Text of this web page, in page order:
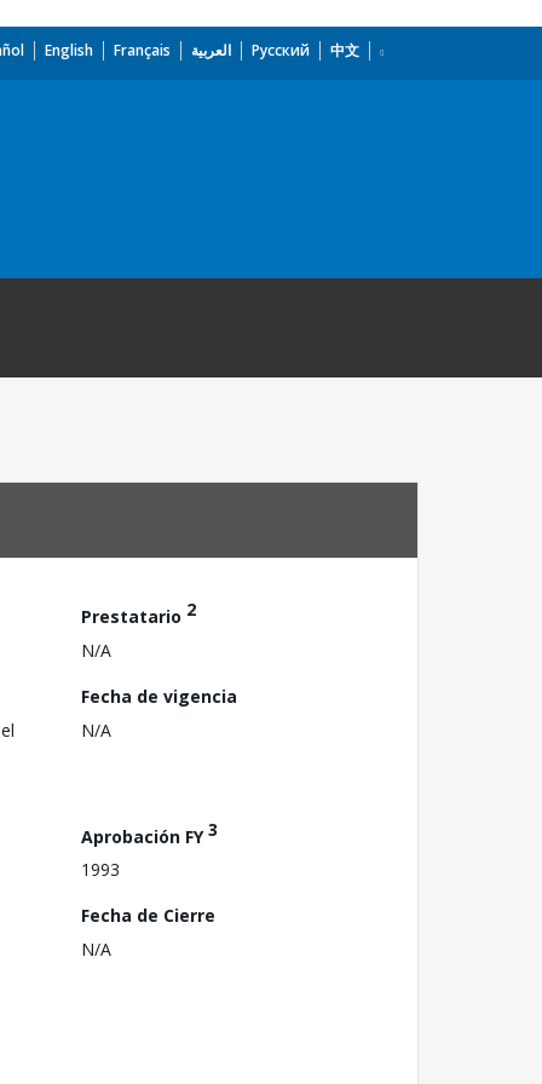
English Français العربية Русский 中文
Prestatario 2
N/A
Fecha de vigencia
N/A
Aprobación FY3
1993
Fecha de Cierre
N/A